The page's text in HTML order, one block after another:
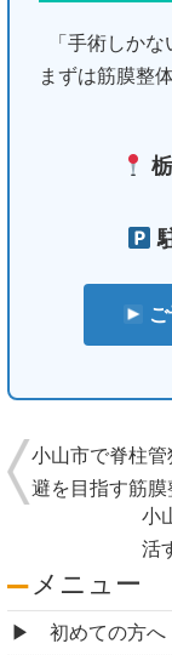
「手術しか
まずは筋膜整
小山市で脊柱管
避を目指す筋
小
活
メニュー
初めての方へ